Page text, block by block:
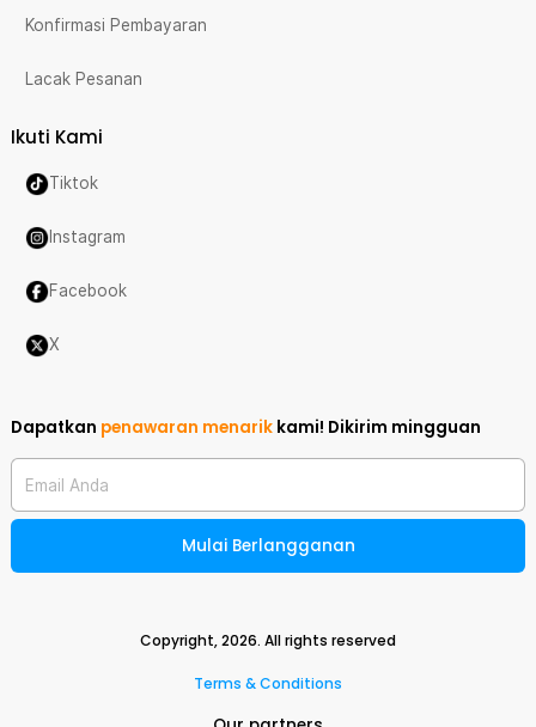
Konfirmasi Pembayaran
Lacak Pesanan
Ikuti Kami
Tiktok
Instagram
Facebook
X
Dapatkan penawaran menarik kami! Dikirim mingguan
Email Anda
Mulai Berlangganan
Copyright,2026. All rights reserved
Terms & Conditions